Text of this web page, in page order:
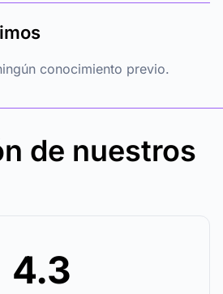
conocimiento previo.
de nuestros
4.3